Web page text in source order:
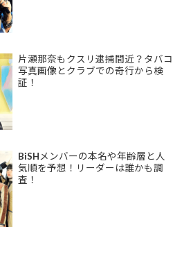
片瀬那奈もクスリ逮捕間近？タバコ
写真画像とクラブでの奇行から検
証！
BiSHメンバーの本名や年齢層と人
気順を予想！リーダーは誰かも調
査！